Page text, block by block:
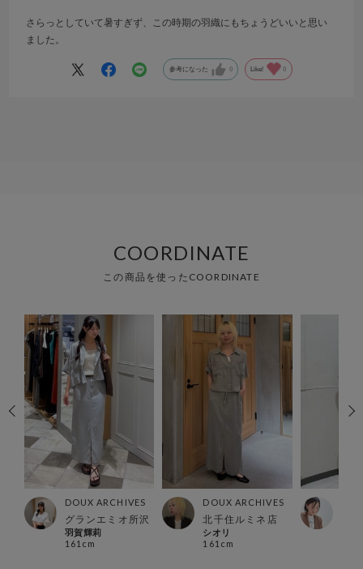
さらっとしていて暑すぎず、この時期の羽織にもちょうどいいと思い
ました。
参考になった 0 Like! 0
COORDINATE
この商品を使ったCOORDINATE
DOUX ARCHIVES
グランエミオ所沢
羽賀輝莉
161cm
DOUX ARCHIVES
北千住ルミネ店
シオリ
161cm